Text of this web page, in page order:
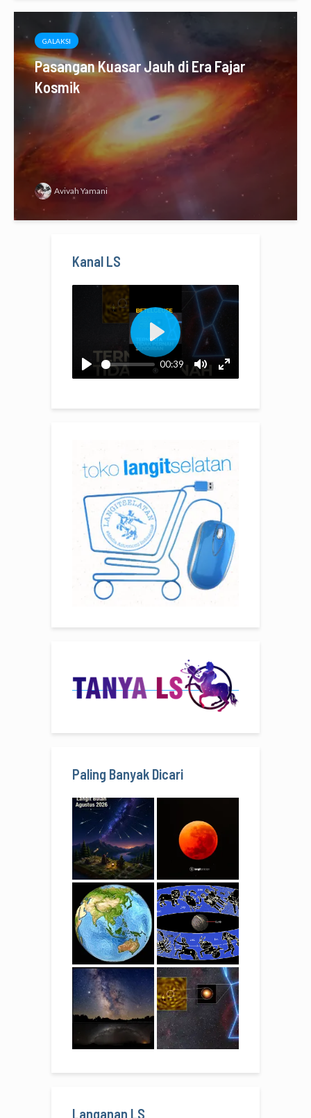
GALAKSI
Pasangan Kuasar Jauh di Era Fajar
Kosmik
Avivah Yamani
Kanal LS
Paling Banyak Dicari
Langanan LS